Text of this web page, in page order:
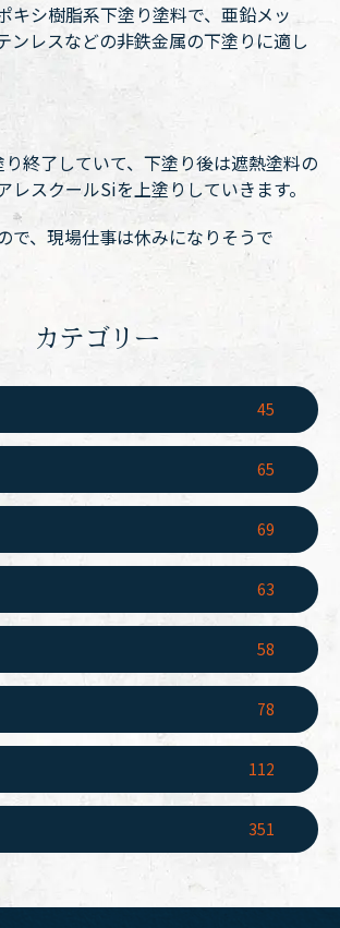
キシ樹脂系下塗り塗料で、亜鉛メッ
ンレスなどの非鉄金属の下塗りに適し
終了していて、下塗り後は遮熱塗料の
レスクールSiを上塗りしていきます。
で、現場仕事は休みになりそうで
カテゴリー
45
65
69
63
58
78
112
351